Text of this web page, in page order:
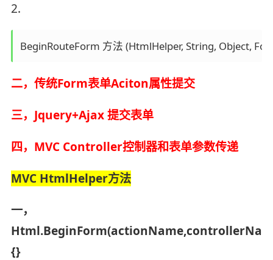
2.
BeginRouteForm 方法 (HtmlHelper, String, Object,
二，传统Form表单Aciton属性提交
三，Jquery+Ajax 提交表单
四，MVC Controller控制器和表单参数传递
MVC HtmlHelper方法
一，
{}